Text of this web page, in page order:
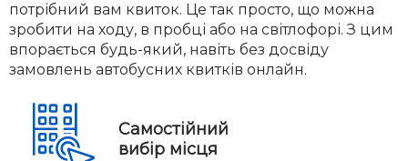
потрібний вам квиток. Це так просто, що можна
зробити на ходу, в пробці або на світлофорі. З цим
впорається будь-який, навіть без досвіду
замовлень автобусних квитків онлайн.
Самостійний
вибір місця